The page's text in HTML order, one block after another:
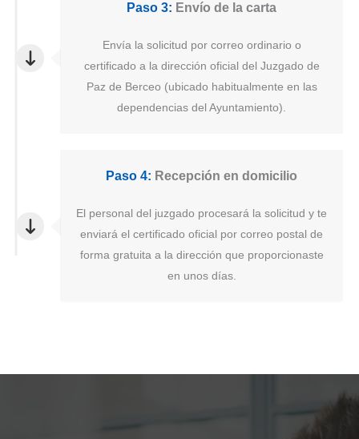
Paso 3: Envío de la carta
Envía la solicitud por correo ordinario o
certificado a la dirección oficial del Juzgado de
Paz de Berceo (ubicado habitualmente en las
dependencias del Ayuntamiento).
Paso 4: Recepción en domicilio
El personal del juzgado procesará la solicitud y te
enviará el certificado oficial por correo postal de
forma gratuita a la dirección que proporcionaste
en unos días.